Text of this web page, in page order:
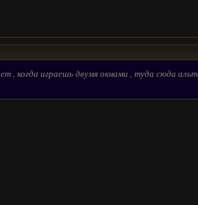
, когда играешь двумя окнами , туда сюда